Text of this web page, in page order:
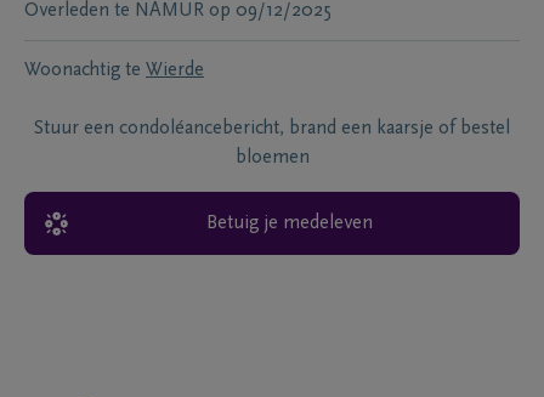
Overleden te NAMUR op 09/12/2025
Woonachtig te Wierde
Stuur een condoléancebericht, brand een kaarsje of bestel
bloemen
Betuig je medeleven